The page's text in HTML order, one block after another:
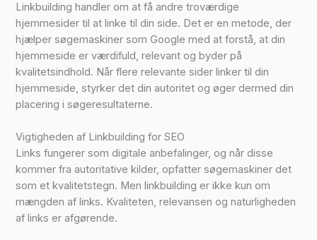
Linkbuilding handler om at få andre troværdige
hjemmesider til at linke til din side. Det er en metode, der
hjælper søgemaskiner som Google med at forstå, at din
hjemmeside er værdifuld, relevant og byder på
kvalitetsindhold. Når flere relevante sider linker til din
hjemmeside, styrker det din autoritet og øger dermed din
placering i søgeresultaterne.
Vigtigheden af Linkbuilding for SEO
Links fungerer som digitale anbefalinger, og når disse
kommer fra autoritative kilder, opfatter søgemaskiner det
som et kvalitetstegn. Men linkbuilding er ikke kun om
mængden af links. Kvaliteten, relevansen og naturligheden
af links er afgørende.